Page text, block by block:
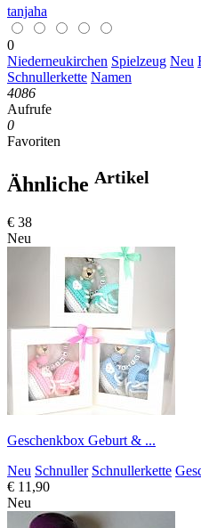
tanjaha
0
Niederneukirchen Spielzeug Neu
Schnullerkette Namen
4086
Aufrufe
0
Favoriten
Ähnliche Artikel
€ 38
Neu
Geschenkbox Geburt & ...
Neu Schnuller Schnullerkette
€ 11,90
Neu